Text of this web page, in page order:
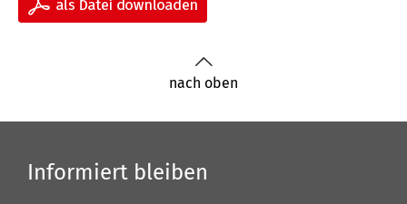
nach oben
Informiert bleiben